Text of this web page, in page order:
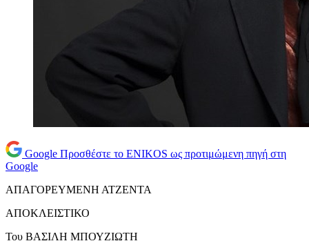
Google Προσθέστε το ENIKOS ως προτιμώμενη πηγή στη
Google
ΑΠΑΓΟΡΕΥΜΕΝΗ ΑΤΖΕΝΤΑ
ΑΠΟΚΛΕΙΣΤΙΚΟ
Του ΒΑΣΙΛΗ ΜΠΟΥΖΙΩΤΗ